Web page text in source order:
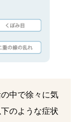
中で徐々に気
のような症状